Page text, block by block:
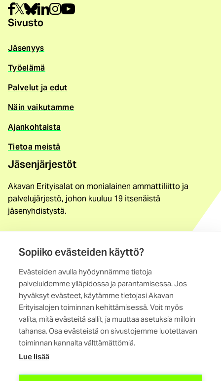
Sopiiko evästeiden käyttö?
Evästeiden avulla hyödynnämme tietoja
palveluidemme ylläpidossa ja parantamisessa. Jos
hyväksyt evästeet, käytämme tietojasi Akavan
Erityisalojen toiminnan kehittämisessä. Voit myös
valita, mitä evästeitä sallit, ja muuttaa asetuksia milloin
tahansa. Osa evästeistä on sivustojemme luotettavan
toiminnan kannalta välttämättömiä.
Lue lisää
Sivusto
Jäsenyys
Työelämä
Palvelut ja edut
Näin vaikutamme
Ajankohtaista
Tietoa meistä
Jäsenjärjestöt
Akavan Erityisalat on monialainen ammattiliitto ja
palvelujärjestö, johon kuuluu 19 itsenäistä
jäsenyhdistystä.
Yhteystiedot
Maistraatinportti 4 A, 6. krs
00240 Helsinki
Kaikki yhteystiedot
(ulkoinen